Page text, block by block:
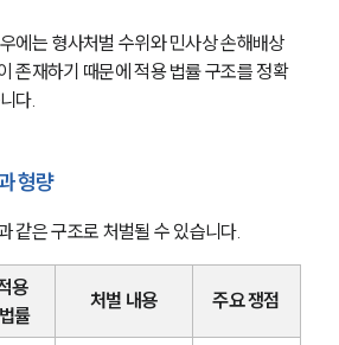
에는 형사처벌 수위와 민사상 손해배상
존재하기 때문에 적용 법률 구조를 정확
다.
형량
같은 구조로 처벌될 수 있습니다.
용
법률
처벌 내용 주요 쟁점